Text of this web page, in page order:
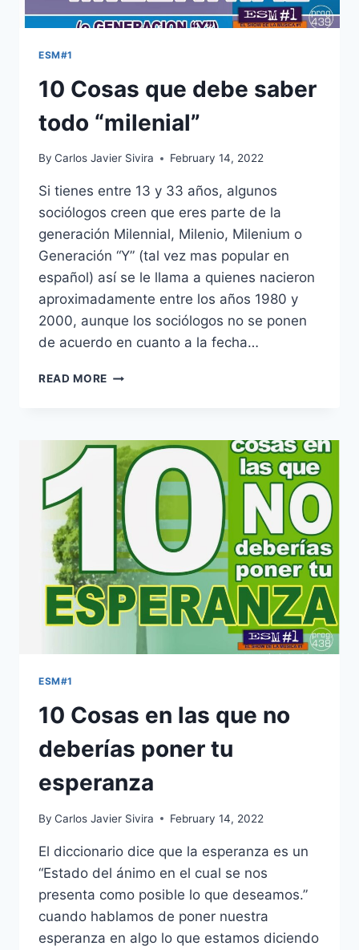
ESM#1
10 Cosas que debe saber
todo “milenial”
By Carlos Javier Sivira February 14, 2022
Si tienes entre 13 y 33 años, algunos
sociólogos creen que eres parte de la
generación Milennial, Milenio, Milenium o
Generación “Y” (tal vez mas popular en
español) así se le llama a quienes nacieron
aproximadamente entre los años 1980 y
2000, aunque los sociólogos no se ponen
de acuerdo en cuanto a la fecha…
READ MORE 10
SABER
TODO
“MILENIAL”
ESM#1
10 Cosas en las que no
deberías poner tu
esperanza
By Carlos Javier Sivira February 14, 2022
El diccionario dice que la esperanza es un
“Estado del ánimo en el cual se nos
presenta como posible lo que deseamos.”
cuando hablamos de poner nuestra
esperanza en algo lo que estamos diciendo